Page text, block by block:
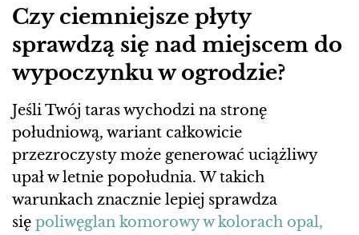
Czy ciemniejsze płyty
sprawdzą się nad miejscem do
wypoczynku w ogrodzie?
Jeśli Twój taras wychodzi na stronę
południową, wariant całkowicie
przezroczysty może generować uciążliwy
upał w letnie popołudnia. W takich
warunkach znacznie lepiej sprawdza
się poliwęglan komorowy w kolorach opal,